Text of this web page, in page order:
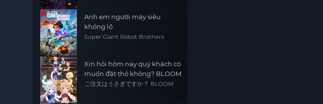
Anh em người máy siêu
khổng lồ
Super Giant Robot Brothers
Xin hỏi hôm nay quý khách có
muốn đặt thỏ không? BLOOM
ご注文はうさぎですか？ BLOOM